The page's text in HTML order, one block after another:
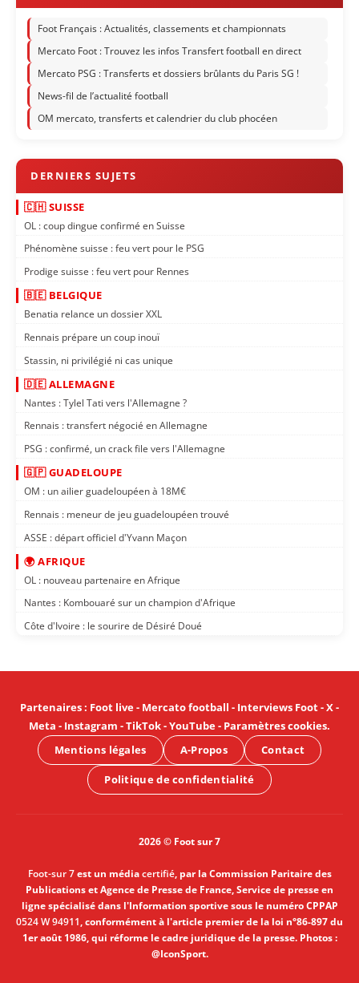
Foot Français : Actualités, classements et championnats
Mercato Foot : Trouvez les infos Transfert football en direct
Mercato PSG : Transferts et dossiers brûlants du Paris SG !
News-fil de l’actualité football
OM mercato, transferts et calendrier du club phocéen
🇨🇭 SUISSE
OL : coup dingue confirmé en Suisse
Phénomène suisse : feu vert pour le PSG
Prodige suisse : feu vert pour Rennes
🇧🇪 BELGIQUE
Benatia relance un dossier XXL
Rennais prépare un coup inouï
Stassin, ni privilégié ni cas unique
🇩🇪 ALLEMAGNE
Nantes : Tylel Tati vers l'Allemagne ?
Rennais : transfert négocié en Allemagne
PSG : confirmé, un crack file vers l'Allemagne
🇬🇵 GUADELOUPE
OM : un ailier guadeloupéen à 18M€
Rennais : meneur de jeu guadeloupéen trouvé
ASSE : départ officiel d'Yvann Maçon
🌍 AFRIQUE
OL : nouveau partenaire en Afrique
Nantes : Kombouaré sur un champion d'Afrique
Côte d'Ivoire : le sourire de Désiré Doué
Partenaires: Foot live- Mercato football - Interviews Foot-X-
Meta - Instagram -TikTok-YouTube- Paramètres cookies.
Mentions légales
A-Propos Contact
Politique de confidentialité
2026 © Foot sur 7
Foot-sur 7est un médiacertifié, par la Commission Paritaire des
Publications et Agence de Presse de France, Service de presse en
ligne spécialisé dans l'Information sportive sous le numéro CPPAP
0524 W 94911, conformément à l'article premier de la loi n°86-897 du
1er août 1986, qui réforme le cadre juridique de la presse. Photos :
@IconSport.